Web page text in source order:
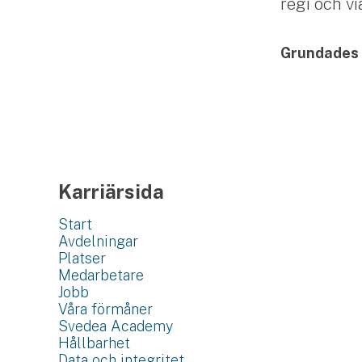
Grundades
Karriärsida
Start
Avdelningar
Platser
Medarbetare
Jobb
Våra förmåner
Svedea Academy
Hållbarhet